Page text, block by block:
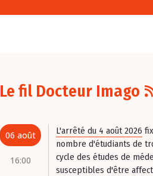
Le fil Docteur Imago
06 août
16:00
L'arrêté du 4 août 2026
nombre d'étudiants de
cycle des études de
susceptibles d'être